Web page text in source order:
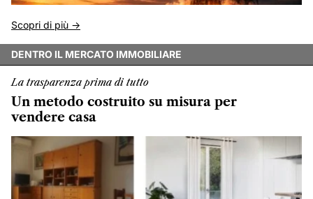
Scopri di più ->
DENTRO IL MERCATO IMMOBILIARE
La trasparenza prima di tutto
Un metodo costruito su misura per
vendere casa